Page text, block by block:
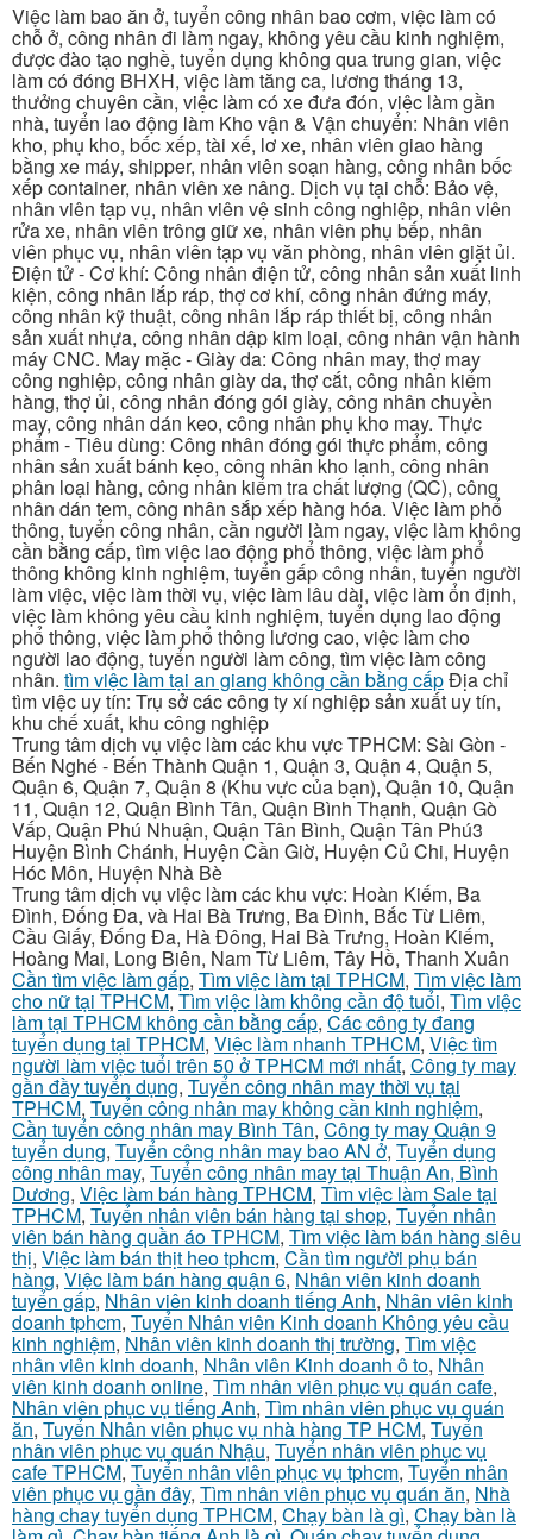
Việc làm bao ăn ở, tuyển công nhân bao cơm, việc làm có
chỗ ở, công nhân đi làm ngay, không yêu cầu kinh nghiệm,
được đào tạo nghề, tuyển dụng không qua trung gian, việc
làm có đóng BHXH, việc làm tăng ca, lương tháng 13,
thưởng chuyên cần, việc làm có xe đưa đón, việc làm gần
nhà, tuyển lao động làm Kho vận & Vận chuyển: Nhân viên
kho, phụ kho, bốc xếp, tài xế, lơ xe, nhân viên giao hàng
bằng xe máy, shipper, nhân viên soạn hàng, công nhân bốc
xếp container, nhân viên xe nâng. Dịch vụ tại chỗ: Bảo vệ,
nhân viên tạp vụ, nhân viên vệ sinh công nghiệp, nhân viên
rửa xe, nhân viên trông giữ xe, nhân viên phụ bếp, nhân
viên phục vụ, nhân viên tạp vụ văn phòng, nhân viên giặt ủi.
Điện tử - Cơ khí: Công nhân điện tử, công nhân sản xuất linh
kiện, công nhân lắp ráp, thợ cơ khí, công nhân đứng máy,
công nhân kỹ thuật, công nhân lắp ráp thiết bị, công nhân
sản xuất nhựa, công nhân dập kim loại, công nhân vận hành
máy CNC. May mặc - Giày da: Công nhân may, thợ may
công nghiệp, công nhân giày da, thợ cắt, công nhân kiểm
hàng, thợ ủi, công nhân đóng gói giày, công nhân chuyền
may, công nhân dán keo, công nhân phụ kho may. Thực
phẩm - Tiêu dùng: Công nhân đóng gói thực phẩm, công
nhân sản xuất bánh kẹo, công nhân kho lạnh, công nhân
phân loại hàng, công nhân kiểm tra chất lượng (QC), công
nhân dán tem, công nhân sắp xếp hàng hóa. Việc làm phổ
thông, tuyển công nhân, cần người làm ngay, việc làm không
cần bằng cấp, tìm việc lao động phổ thông, việc làm phổ
thông không kinh nghiệm, tuyển gấp công nhân, tuyển người
làm việc, việc làm thời vụ, việc làm lâu dài, việc làm ổn định,
việc làm không yêu cầu kinh nghiệm, tuyển dụng lao động
phổ thông, việc làm phổ thông lương cao, việc làm cho
người lao động, tuyển người làm công, tìm việc làm công
nhân. tìm việc làm tại an giang không cần bằng cấpĐịa chỉ
tìm việc uy tín: Trụ sở các công ty xí nghiệp sản xuất uy tín,
khu chế xuất, khu công nghiệp
Trung tâm dịch vụ việc làm các khu vực TPHCM: Sài Gòn -
Bến Nghé - Bến Thành Quận 1, Quận 3, Quận 4, Quận 5,
Quận 6, Quận 7, Quận 8 (Khu vực của bạn), Quận 10, Quận
11, Quận 12, Quận Bình Tân, Quận Bình Thạnh, Quận Gò
Vấp, Quận Phú Nhuận, Quận Tân Bình, Quận Tân Phú3
Huyện Bình Chánh, Huyện Cần Giờ, Huyện Củ Chi, Huyện
Hóc Môn, Huyện Nhà Bè
Trung tâm dịch vụ việc làm các khu vực: Hoàn Kiếm, Ba
Đình, Đống Đa, và Hai Bà Trưng, Ba Đình, Bắc Từ Liêm,
Cầu Giấy, Đống Đa, Hà Đông, Hai Bà Trưng, Hoàn Kiếm,
Hoàng Mai, Long Biên, Nam Từ Liêm, Tây Hồ, Thanh Xuân
Cần tìm việc làm gấp, Tìm việc làm tại TPHCM, Tìm việc làm
cho nữ tại TPHCM, Tìm việc làm không cần độ tuổi, Tìm việc
làm tại TPHCM không cần bằng cấp, Các công ty đang
tuyển dụng tại TPHCM, Việc làm nhanh TPHCM, Việc tìm
người làm việc tuổi trên 50 ở TPHCM mới nhất, Công ty may
gần đầy tuyển dụng, Tuyển công nhân may thời vụ tại
TPHCM, Tuyển công nhân may không cần kinh nghiệm,
Cần tuyển công nhân may Bình Tân, Công ty may Quận 9
tuyển dụng, Tuyển công nhân may bao AN ở, Tuyển dụng
công nhân may, Tuyển công nhân may tại Thuận An, Bình
Dương, Việc làm bán hàng TPHCM, Tìm việc làm Sale tại
TPHCM, Tuyển nhân viên bán hàng tại shop, Tuyển nhân
viên bán hàng quần áo TPHCM, Tìm việc làm bán hàng siêu
thị, Việc làm bán thịt heo tphcm, Cần tìm người phụ bán
hàng, Việc làm bán hàng quận 6, Nhân viên kinh doanh
tuyển gấp, Nhân viên kinh doanh tiếng Anh, Nhân viên kinh
doanh tphcm, Tuyển Nhân viên Kinh doanh Không yêu cầu
kinh nghiệm, Nhân viên kinh doanh thị trường, Tìm việc
nhân viên kinh doanh, Nhân viên Kinh doanh ô to, Nhân
viên kinh doanh online, Tìm nhân viên phục vụ quán cafe,
Nhân viên phục vụ tiếng Anh, Tìm nhân viên phục vụ quán
ăn, Tuyển Nhân viên phục vụ nhà hàng TP HCM, Tuyển
nhân viên phục vụ quán Nhậu, Tuyển nhân viên phục vụ
cafe TPHCM, Tuyển nhân viên phục vụ tphcm, Tuyển nhân
viên phục vụ gần đây, Tìm nhân viên phục vụ quán ăn, Nhà
hàng chay tuyển dụng TPHCM, Chạy bàn là gì, Chạy bàn là